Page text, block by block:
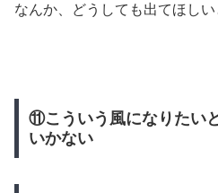
なんか、どうしても出てほしい
⑪こういう風になりたい
いかない